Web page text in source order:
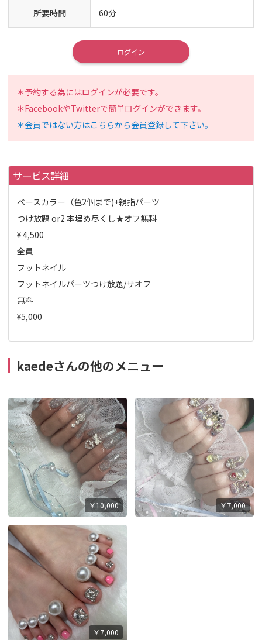
所要時間 60分
ログイン
＊予約する為にはログインが必要です。
＊FacebookやTwitterで簡単ログインができます。
＊会員ではない方はこちらから会員登録して下さい。
サービス詳細
ベースカラー（色2個まで)+親指パーツ
つけ放題 or2 本埋め尽くし★オフ無料
¥ 4,500
全員
フットネイル
フットネイルパーツつけ放題/サオフ
無料
¥5,000
kaedeさんの他のメニュー
￥10,000 ￥7,000
￥7,000